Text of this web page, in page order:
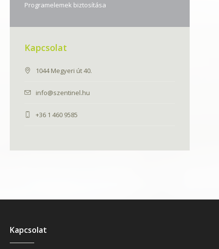
Programelemek biztosítása
Kapcsolat
1044 Megyeri út 40.
info@szentinel.hu
+36 1 460 9585
Kapcsolat